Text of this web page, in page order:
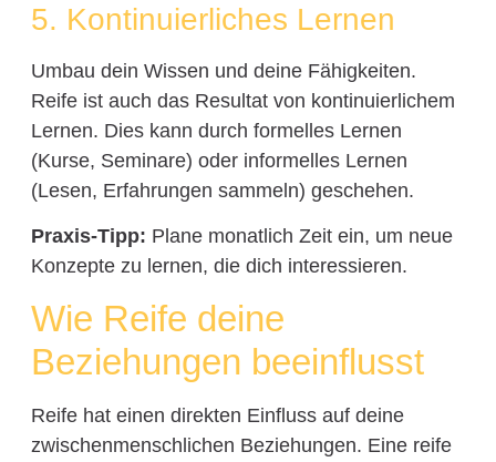
5. Kontinuierliches Lernen
Umbau dein Wissen und deine Fähigkeiten.
Reife ist auch das Resultat von kontinuierlichem
Lernen. Dies kann durch formelles Lernen
(Kurse, Seminare) oder informelles Lernen
(Lesen, Erfahrungen sammeln) geschehen.
Praxis-Tipp: Plane monatlich Zeit ein, um neue
Konzepte zu lernen, die dich interessieren.
Wie Reife deine
Beziehungen beeinflusst
Reife hat einen direkten Einfluss auf deine
zwischenmenschlichen Beziehungen. Eine reife